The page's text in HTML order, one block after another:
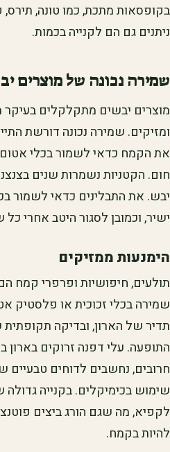
בקופסאות מתכת, כמו טונה, תירס,
ניתנים גם הם לקנייה בכמות.
שמירה נכונה של מוצרים
מוצרים יבשים מתקלקלים
ומזיקים. שמירה נכונה דורשת
את הקמח כדאי לשמור בכלי
חום. הקטניות נשמרות שנים
יבש. את התבלינים כדאי לשמור
ישיר, וכמובן לסגור היטב אחרי
הימנעות ממזיקים
תולעים, חיפושיות ופרפרי קמח
שמירה בכלי זכוכית או פלסטיק
תדיר של הארון, ובדיקה
התופעה. עלי דפנה זרוקים בארון
חרובים, נחשבים לדוחים טבעיים
שימוש בכימיקלים. בקנייה
לקפיא, מה שגם הורג ביצים
להיות בקמח.